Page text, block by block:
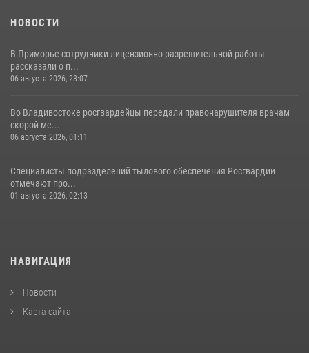
НОВОСТИ
В Приморье сотрудники лицензионно-разрешительной работы
рассказали о п...
06 августа 2026, 23:07
Во Владивостоке росгвардейцы передали правонарушителя врачам
скорой ме...
06 августа 2026, 01:11
Специалисты подразделений тылового обеспечения Росгвардии
отмечают про...
01 августа 2026, 02:13
НАВИГАЦИЯ
Новости
Карта сайта